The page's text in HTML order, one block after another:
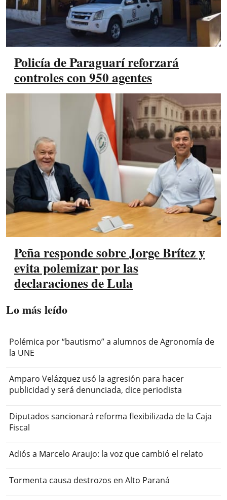
Policía de Paraguarí reforzará
controles con 950 agentes
Peña responde sobre Jorge Brítez y
evita polemizar por las
declaraciones de Lula
Lo más leído
Polémica por “bautismo” a alumnos de Agronomía de
la UNE
Amparo Velázquez usó la agresión para hacer
publicidad y será denunciada, dice periodista
Diputados sancionará reforma flexibilizada de la Caja
Fiscal
Adiós a Marcelo Araujo: la voz que cambió el relato
Tormenta causa destrozos en Alto Paraná